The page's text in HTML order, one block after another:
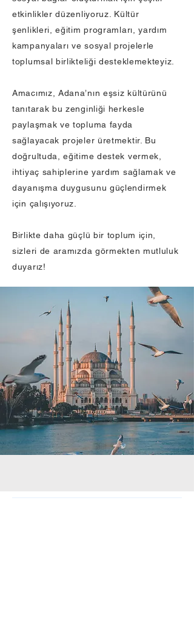
etkinlikler düzenliyoruz. Kültür
şenlikleri, eğitim programları, yardım
kampanyaları ve sosyal projelerle
toplumsal birlikteliği desteklemekteyiz.
Amacımız, Adana’nın eşsiz kültürünü
tanıtarak bu zenginliği herkesle
paylaşmak ve topluma fayda
sağlayacak projeler üretmektir. Bu
doğrultuda, eğitime destek vermek,
ihtiyaç sahiplerine yardım sağlamak ve
dayanışma duygusunu güçlendirmek
için çalışıyoruz.
Birlikte daha güçlü bir toplum için,
sizleri de aramızda görmekten mutluluk
duyarız!